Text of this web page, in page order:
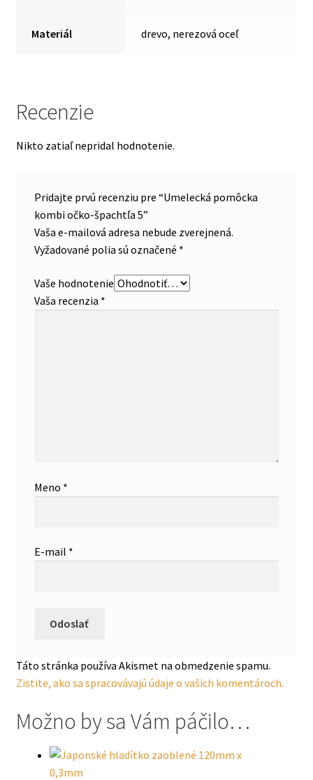
Materiál drevo, nerezová oceľ
Recenzie
Nikto zatiaľ nepridal hodnotenie.
Pridajte prvú recenziu pre “Umelecká pomôcka
kombi očko-špachtľa 5”
Vaša e-mailová adresa nebude zverejnená.
Vyžadované polia sú označené *
Vaše hodnotenie
Vaša recenzia *
Meno *
E-mail *
Táto stránka používa Akismet na obmedzenie spamu.
Zistite, ako sa spracovávajú údaje o vašich komentároch.
Možno by sa Vám páčilo…